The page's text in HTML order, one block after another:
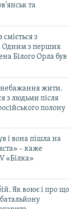
та
сміється з
Одним з перших
Білого Орла був
небажання жити.
з людьми після
полону
і вона пішла на
– каже
«Білка»
Як воює і про що